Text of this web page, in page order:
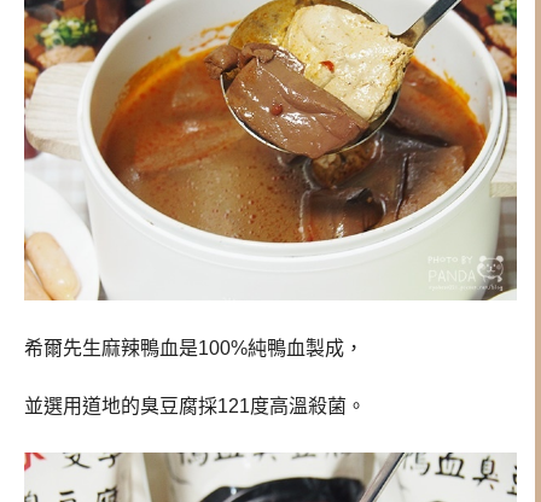
希爾先生麻辣鴨血是100%純鴨血製成，
並選用道地的臭豆腐採121度高溫殺菌。